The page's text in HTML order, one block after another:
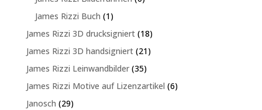
James Rizzi Buch 11
Produkt
James Rizzi 3D drucksigniert 1818
Produkte
James Rizzi 3D handsigniert 2121
James Rizzi Leinwandbilder 3535
Produkte
James Rizzi Motive auf Lizenzartikel 66
Janosch 2929